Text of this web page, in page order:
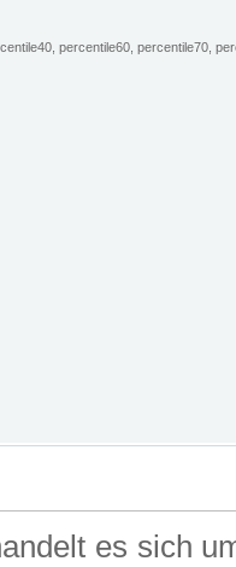
percentile60, percentile70,
es sich